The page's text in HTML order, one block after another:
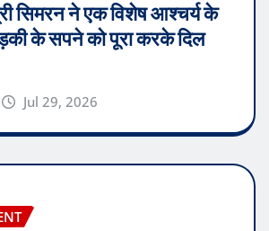
सिमरन ने एक विशेष आश्चर्य के
के सपने को पूरा करके दिल
Jul 29, 2026